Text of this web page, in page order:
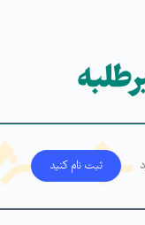
ثبت‌ نام کنید